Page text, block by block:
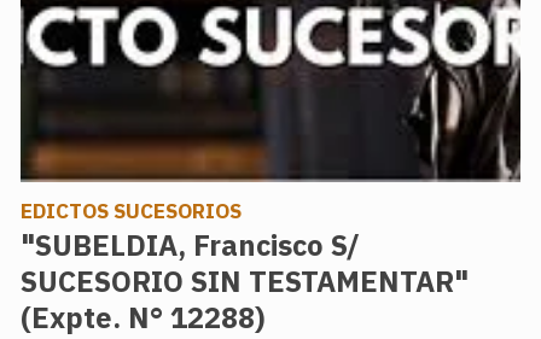
"SUBELDIA, Francisco S/
SUCESORIO SIN TESTAMENTAR"
(Expte. N° 12288)
EDICTOS SUCESORIOS